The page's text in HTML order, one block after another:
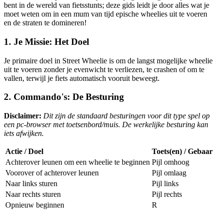
bent in de wereld van fietsstunts; deze gids leidt je door alles wat je
moet weten om in een mum van tijd epische wheelies uit te voeren
en de straten te domineren!
1. Je Missie: Het Doel
Je primaire doel in Street Wheelie is om de langst mogelijke wheelie
uit te voeren zonder je evenwicht te verliezen, te crashen of om te
vallen, terwijl je fiets automatisch vooruit beweegt.
2. Commando's: De Besturing
Disclaimer: Dit zijn de standaard besturingen voor dit type spel op
een pc-browser met toetsenbord/muis. De werkelijke besturing kan
iets afwijken.
Actie / Doel
Toets(en) / Gebaar
Achterover leunen om een wheelie te beginnen Pijl omhoog
Voorover of achterover leunen
Pijl omlaag
Naar links sturen
Pijl links
Naar rechts sturen
Pijl rechts
Opnieuw beginnen
R